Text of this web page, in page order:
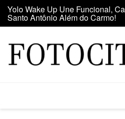
Skip
content
Maior clube de vinil da América
do Vinil no Shopping Center Lapa